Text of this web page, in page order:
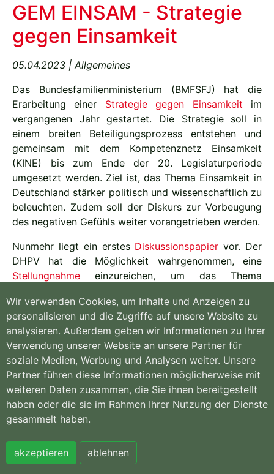
GEM EINSAM - Strategie
gegen Einsamkeit
05.04.2023 | Allgemeines
Das Bundesfamilienministerium (BMFSFJ) hat die
Erarbeitung einer Strategie gegen Einsamkeit im
vergangenen Jahr gestartet. Die Strategie soll in
einem breiten Beteiligungsprozess entstehen und
gemeinsam mit dem Kompetenznetz Einsamkeit
(KINE) bis zum Ende der 20. Legislaturperiode
umgesetzt werden. Ziel ist, das Thema Einsamkeit in
Deutschland stärker politisch und wissenschaftlich zu
beleuchten. Zudem soll der Diskurs zur Vorbeugung
des negativen Gefühls weiter vorangetrieben werden.
Nunmehr liegt ein erstes Diskussionspapiervor. Der
DHPV hat die Möglichkeit wahrgenommen, eine
Stellungnahmeeinzureichen, um das Thema
Aspekte in der Hospizarbeit und Palliativversorgung
noch mehr in den Fokus zu rücken.
Hospiz- und
PalliativVerband
Königsallee 135 |
Tel. 0234 97355-
147 | Fax 0234
Willkommen
Kontakt
Wir verwenden Cookies, um Inhalte und Anzeigen zu
personalisieren und die Zugriffe auf unsere Website zu
analysieren. Außerdem geben wir Informationen zu Ihrer
Verwendung unserer Website an unsere Partner für
soziale Medien, Werbung und Analysen weiter. Unsere
Partner führen diese Informationen möglicherweise mit
weiteren Daten zusammen, die Sie ihnen bereitgestellt
haben oder die sie im Rahmen Ihrer Nutzung der Dienste
gesammelt haben.
akzeptieren ablehnen